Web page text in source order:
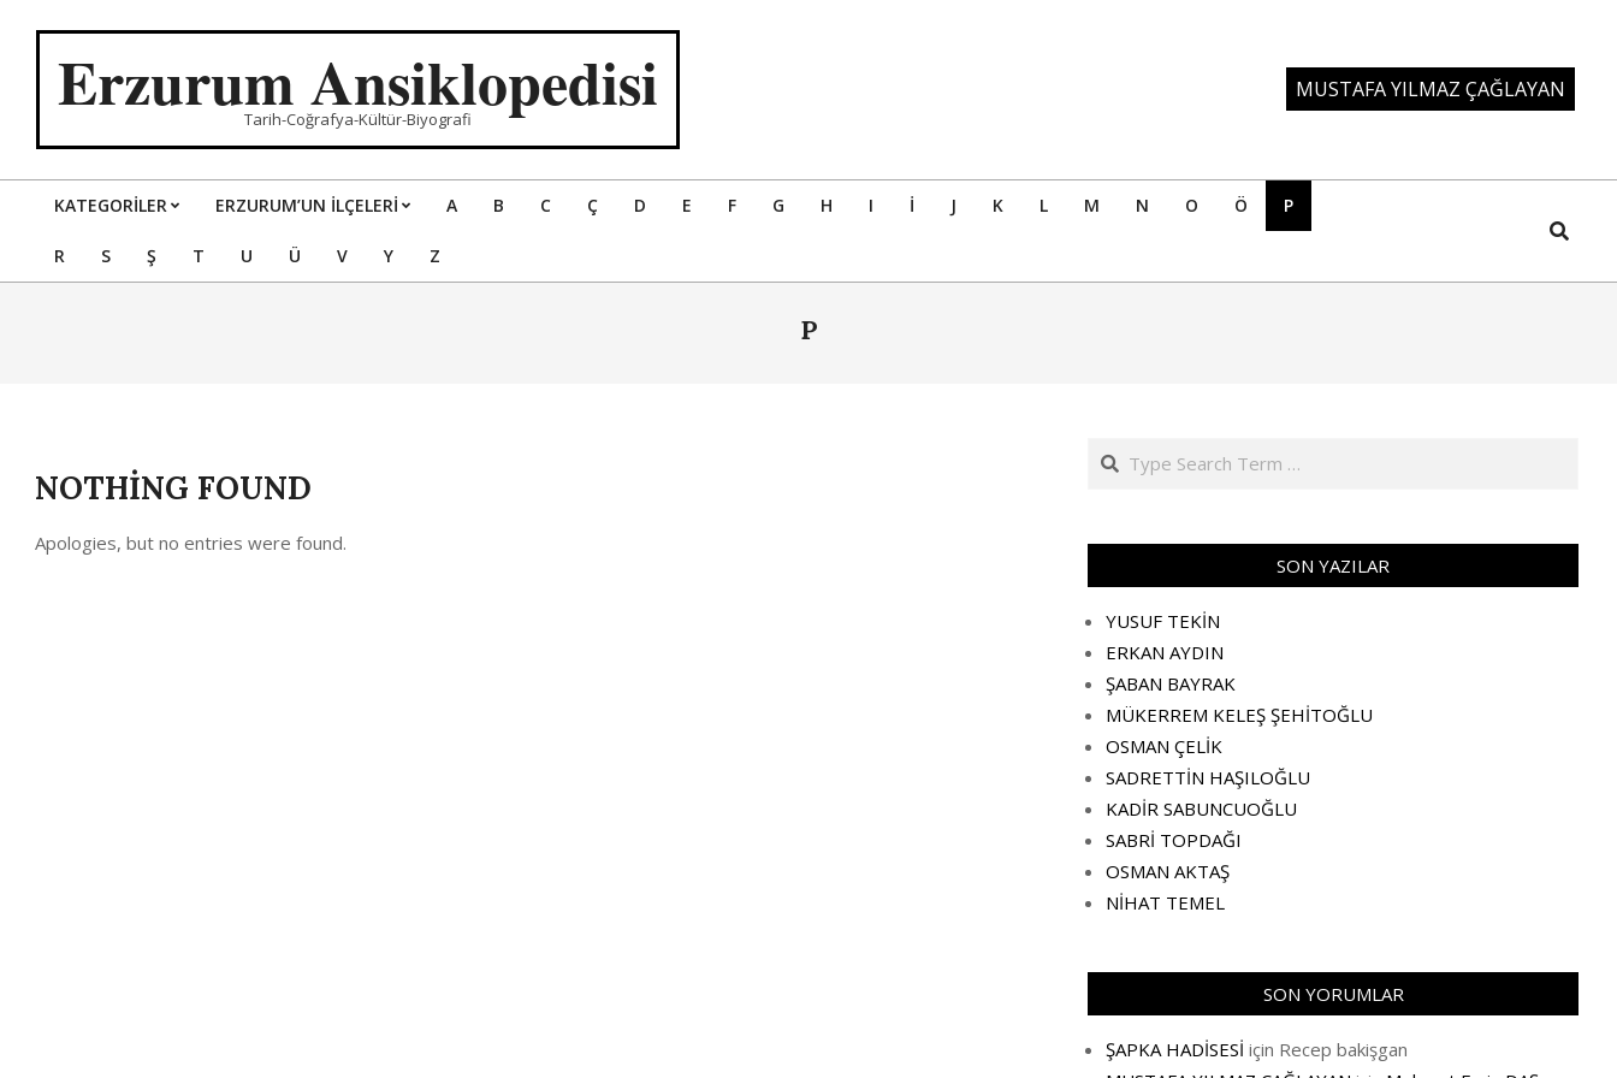
Erzurum Ansiklopedisi
Tarih-Coğrafya-Kültür-Biyografi
MUSTAFA YILMAZ ÇAĞLAYAN
Primary
Navigation
KATEGORILER ERZURUM’UN İLÇELERİ A B C Ç D E F G H I İ J K L M N O Ö P
R S Ş T U Ü V Y Z
Search
P
NOTHING FOUND
Apologies, but no entries were found.
Search
SON YAZILAR
YUSUF TEKİN
ERKAN AYDIN
ŞABAN BAYRAK
MÜKERREM KELEŞ ŞEHİTOĞLU
OSMAN ÇELİK
SADRETTİN HAŞILOĞLU
KADİR SABUNCUOĞLU
SABRİ TOPDAĞI
OSMAN AKTAŞ
NİHAT TEMEL
SON YORUMLAR
ŞAPKA HADİSESİ için Recep bakişgan